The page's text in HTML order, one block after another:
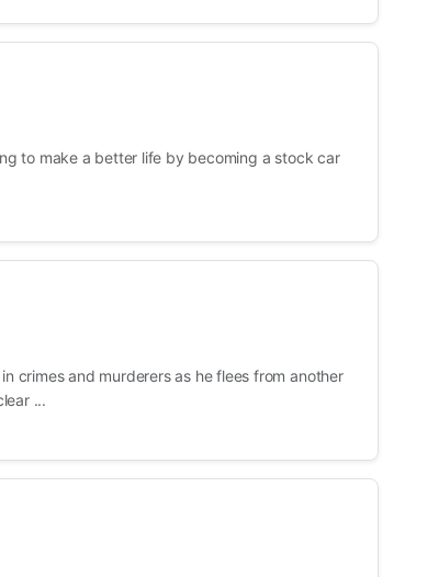
to make a better life by becoming a stock car
crimes and murderers as he flees from another
...